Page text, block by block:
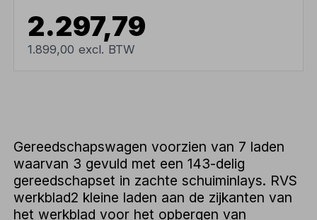
2.297,79
1.899,00 excl. BTW
Gereedschapswagen voorzien van 7 laden
waarvan 3 gevuld met een 143-delig
gereedschapset in zachte schuiminlays. RVS
werkblad2 kleine laden aan de zijkanten van
het werkblad voor het opbergen van